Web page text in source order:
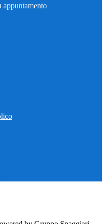
appuntamento